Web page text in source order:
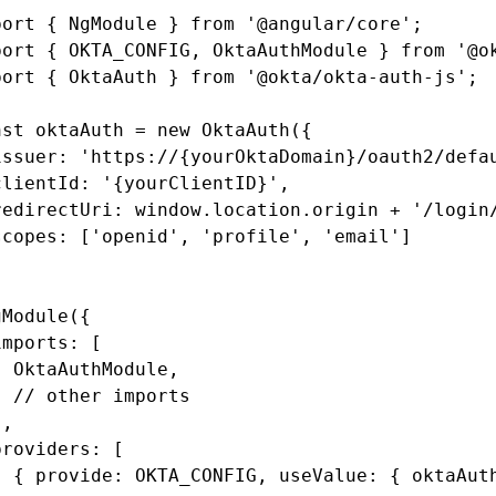
{ NgModule } from '@angular/core' ;
{ OKTA_CONFIG , OktaAuthModule } from
{ OktaAuth } from '@okta/okta-auth-js' ;
oktaAuth = new OktaAuth ({
: 'https://{yourOktaDomain}/oauth2/
: '{yourClientID}' ,
: window. location .origin + '/login/
: [ 'openid' , 'profile' , 'email' ]
({
:
[
OktaAuthModule
,
// other imports
,
:
[
{ provide
: OKTA_CONFIG , useValue :
{